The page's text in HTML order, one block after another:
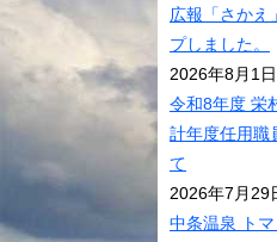
広報「さかえ
プしました。
2026年8月1日
令和8年度 栄
計年度任用職
て
2026年7月29
中条温泉 ト